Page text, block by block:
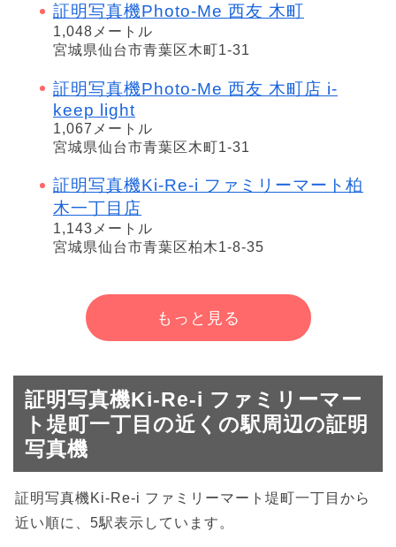
証明写真機Photo-Me 西友 木町
1,048メートル
宮城県仙台市青葉区木町1-31
証明写真機Photo-Me 西友 木町店 i-
keep light
1,067メートル
宮城県仙台市青葉区木町1-31
証明写真機Ki-Re-i ファミリーマート柏
木一丁目店
1,143メートル
宮城県仙台市青葉区柏木1-8-35
もっと見る
証明写真機Ki-Re-i ファミリーマー
ト堤町一丁目の近くの駅周辺の証明
写真機
証明写真機Ki-Re-i ファミリーマート堤町一丁目から
近い順に、5駅表示しています。